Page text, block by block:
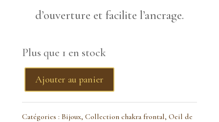
d’ouverture et facilite l’ancrage.
Plus que 1 en stock
quantité
de
Ajouter au panier
Catégories : Bijoux, Collection chakra frontal, Oeil de